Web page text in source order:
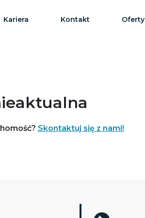
Kariera Kontakt Oferty
Skontaktuj się z nami!